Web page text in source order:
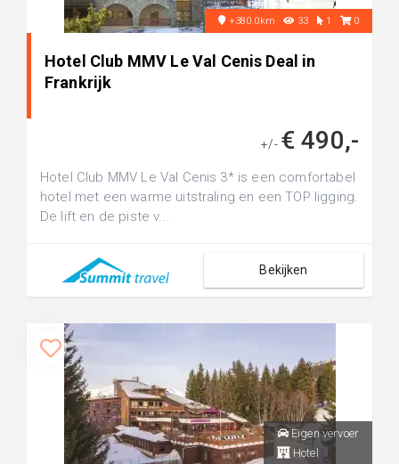
+380.0km 33 1 0
Hotel Club MMV Le Val Cenis Deal in
Frankrijk
+/- € 490,-
Hotel Club MMV Le Val Cenis 3* is een comfortabel
hotel met een warme uitstraling en een TOP ligging.
De lift en de piste v...
Bekijken
Eigen vervoer
Hotel